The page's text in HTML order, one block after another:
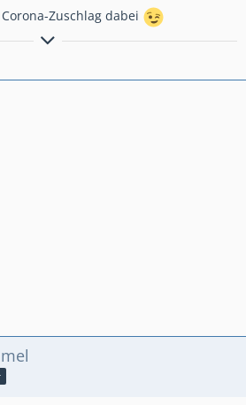
Zuschlag dabei
blutet oder komisch absteht